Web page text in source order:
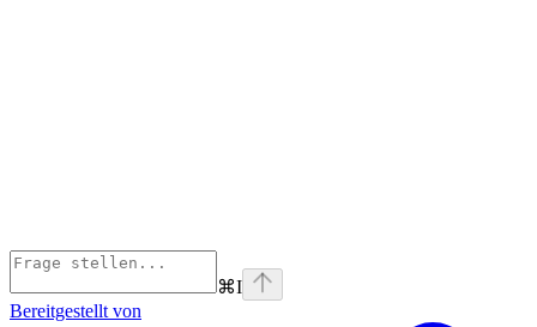
⌘I
Bereitgestellt von